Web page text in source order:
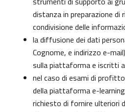
distanza in preparazione di
condivisione delle
la diffusione dei dati
Cognome, e indirizzo e-
sulla piattaforma e iscritti
nel caso di esami di
della piattaforma e-
richiesto di fornire ulteriori